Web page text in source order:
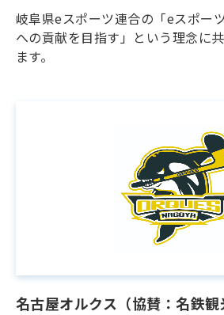
岐阜県eスポーツ連合の「eスポー
への貢献を目指す」という理念に
ます。
名古屋オルクス（協賛：名鉄観